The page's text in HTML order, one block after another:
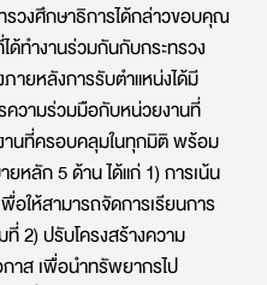
รวงศึกษาธิการได้กล่าวขอบคุณ
ทำงานร่วมกันกับกระทรวง
ายหลังการรับตำแหน่งได้มี
วามร่วมมือกับหน่วยงานที่
านที่ครอบคลุมในทุกมิติ พร้อม
ยหลัก 5 ด้าน ได้แก่ 1) การเน้น
อให้สามารถจัดการเรียนการ
ที่ 2) ปรับโครงสร้างความ
าส เพื่อนำทรัพยากรไป